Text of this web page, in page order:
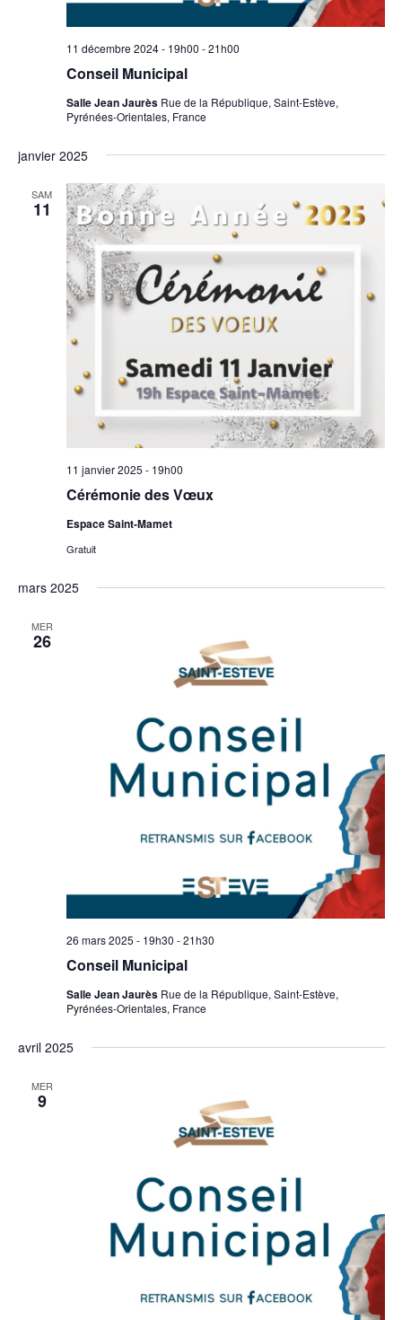
Conseil Municipal
11 décembre 2024 - 19h00 -21h00
Salle Jean Jaurès Rue de la République, Saint-Estève,
Pyrénées-Orientales, France
janvier 2025
SAM
11
Cérémonie des Vœux
11 janvier 2025 - 19h00
Espace Saint-Mamet
Gratuit
mars 2025
MER
26
Conseil Municipal
26 mars 2025 - 19h30 -21h30
Salle Jean Jaurès Rue de la République, Saint-Estève,
Pyrénées-Orientales, France
avril 2025
MER
9